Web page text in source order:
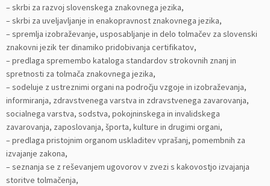
– skrbi za razvoj slovenskega znakovnega jezika,
– skrbi za uveljavljanje in enakopravnost znakovnega jezika,
– spremlja izobraževanje, usposabljanje in delo tolmačev za slovenski
znakovni jezik ter dinamiko pridobivanja certifikatov,
– predlaga spremembo kataloga standardov strokovnih znanj in
spretnosti za tolmača znakovnega jezika,
– sodeluje z ustreznimi organi na področju vzgoje in izobraževanja,
informiranja, zdravstvenega varstva in zdravstvenega zavarovanja,
socialnega varstva, sodstva, pokojninskega in invalidskega
zavarovanja, zaposlovanja, športa, kulture in drugimi organi,
– predlaga pristojnim organom uskladitev vprašanj, pomembnih za
izvajanje zakona,
– seznanja se z reševanjem ugovorov v zvezi s kakovostjo izvajanja
storitve tolmačenja,